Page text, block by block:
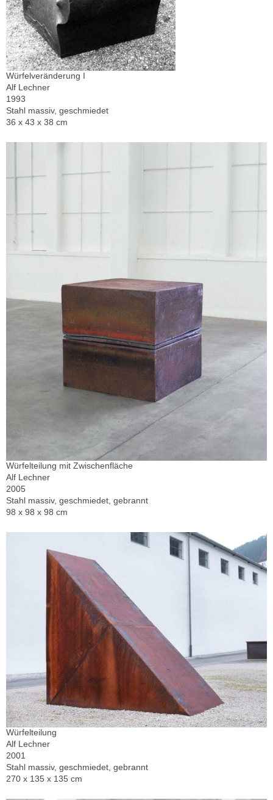
Würfelveränderung I
Alf Lechner
1993
Stahl massiv, geschmiedet
36 x 43 x 38 cm
Würfelteilung mit Zwischenfläche
Alf Lechner
2005
Stahl massiv, geschmiedet, gebrannt
98 x 98 x 98 cm
Würfelteilung
Alf Lechner
2001
Stahl massiv, geschmiedet, gebrannt
270 x 135 x 135 cm